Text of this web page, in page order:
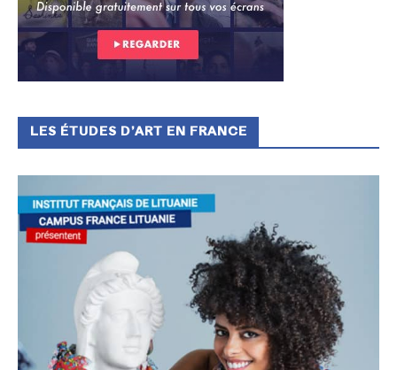
LES ÉTUDES D’ART EN FRANCE